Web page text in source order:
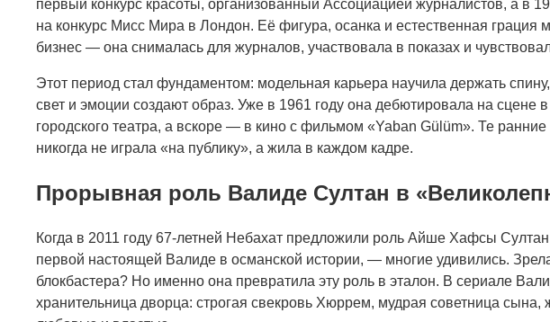
первый конкурс красоты, организованный Ассоциацией журналистов, а в
на конкурс Мисс Мира в Лондон. Её фигура, осанка и естественная грация
бизнес — она снималась для журналов, участвовала в показах и
Этот период стал фундаментом: модельная карьера научила держать
свет и эмоции создают образ. Уже в 1961 году она дебютировала на сцене
городского театра, а вскоре — в кино с фильмом «Yaban Gülüm». Те
никогда не играла «на публику», а жила в каждом кадре.
Прорывная роль Валиде Султан в
Когда в 2011 году 67-летней Небахат предложили роль Айше Хафсы
первой настоящей Валиде в османской истории, — многие удивились.
блокбастера? Но именно она превратила эту роль в эталон. В сериале
хранительница дворца: строгая свекровь Хюррем, мудрая советница